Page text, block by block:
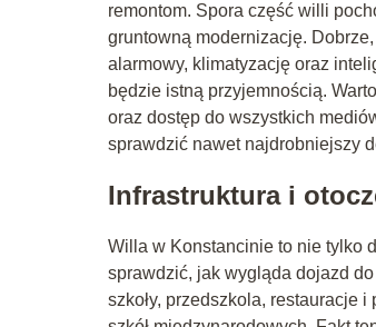
remontom. Spora część willi
gruntowną modernizację.
alarmowy, klimatyzację oraz
będzie istną przyjemnością.
oraz dostęp do wszystkich
sprawdzić nawet najdrobniejszy
Infrastruktura i
Willa w Konstancinie to nie tylko
sprawdzić, jak wygląda dojazd
szkoły, przedszkola, restauracje